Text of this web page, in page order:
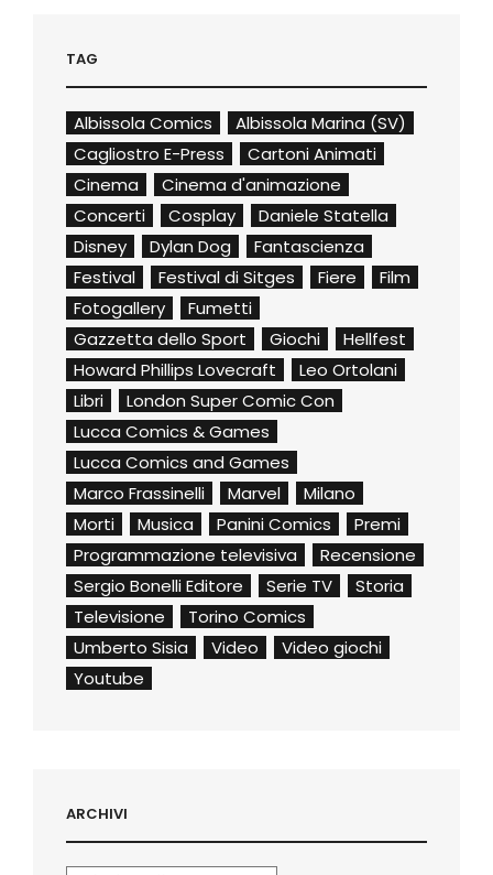
TAG
Albissola Comics
Albissola Marina (SV)
Cagliostro E-Press
Cartoni Animati
Cinema
Cinema d'animazione
Concerti
Cosplay
Daniele Statella
Disney
Dylan Dog
Fantascienza
Festival
Festival di Sitges Fiere
Film
Fotogallery
Fumetti
Gazzetta dello Sport
Giochi
Hellfest
Howard Phillips Lovecraft
Leo Ortolani
Libri
London Super Comic Con
Lucca Comics & Games
Lucca Comics and Games
Marco Frassinelli
Marvel
Milano
Morti
Musica Panini Comics
Premi
Programmazione televisiva
Recensione
Sergio Bonelli Editore
Serie TV
Storia
Televisione
Torino Comics
Umberto Sisia
Video
Video giochi
Youtube
ARCHIVI